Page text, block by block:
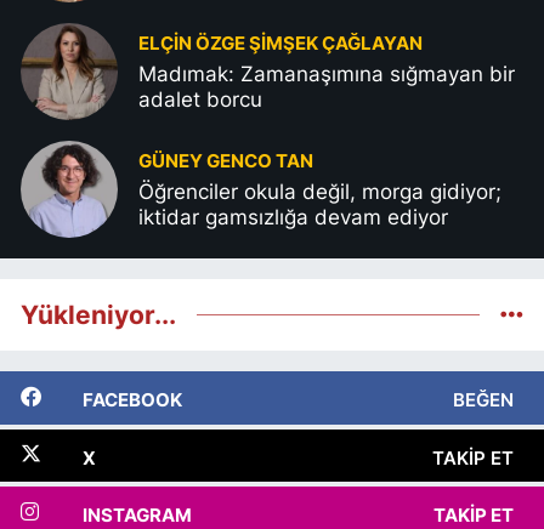
ELÇIN ÖZGE ŞIMŞEK ÇAĞLAYAN
Madımak: Zamanaşımına sığmayan bir
adalet borcu
GÜNEY GENCO TAN
Öğrenciler okula değil, morga gidiyor;
iktidar gamsızlığa devam ediyor
Yükleniyor...
FACEBOOK BEĞEN
X TAKIP ET
INSTAGRAM TAKIP ET